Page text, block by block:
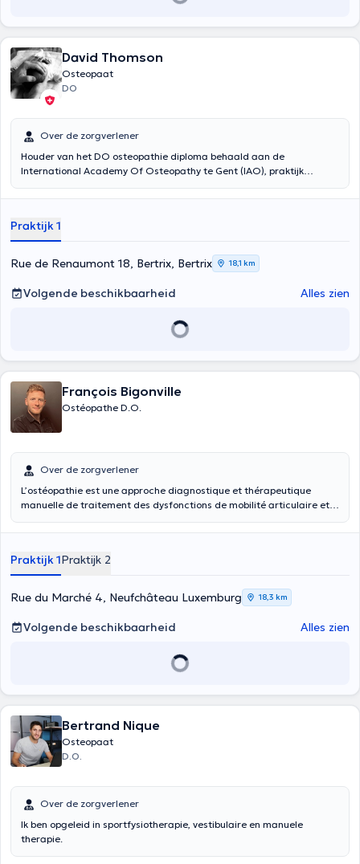
David Thomson
Osteopaat
DO
Over de zorgverlener
Houder van het DO osteopathie diploma behaald aan de
International Academy Of Osteopathy te Gent (IAO), praktijk
Hij behandelt noodgevallen, ribpijn, nekaandoeningen,
gewrichtsproblemen. Hij ziet kinderen, zwangere vrouwen,
zuigelingen, ouderen en sporters in de context van sportblessures.
Na een opleiding in fysiotherapie in 1999, studeerde hij in 2003 af in
DO-osteopathie aan de IAO (International Academy of
Osteopathy). Hij is lid van het register van Belgische osteopaten
(ROB), momenteel Ostéopathie.be. Hij consulteert zowel in het
Praktijk 1
Rue de Renaumont 18, Bertrix, Bertrix 18,1 km
Volgende beschikbaarheid Alles zien
François Bigonville
Ostéopathe D.O.
Over de zorgverlener
L’ostéopathie est une approche diagnostique et thérapeutique
manuelle de traitement des dysfonctions de mobilité articulaire et
l’apparition des maladies. (Académie d’Ostéopathie de Belgique).
travaillant sur les 3 grands systèmes du corps : le système
structurel, le système viscéral et le système cranio-sacré. Et ce,
dans le but de permettre au corps une auto guérison. Vous trouverez
les indications de traitement dans l’onglet type de consultation. En
cas de contre-indication à un traitement ostéopathique, vous serez
renvoyé vers votre médecin traitant. Si vous avez réalisé des
munir de vos protocoles d’examens pour la consultation, ainsi que
Praktijk 1Praktijk 2
Rue du Marché 4, Neufchâteau Luxemburg 18,3 km
Volgende beschikbaarheid Alles zien
Bertrand Nique
Osteopaat
D.O.
Over de zorgverlener
Ik ben opgeleid in sportfysiotherapie, vestibulaire en manuele
therapie.